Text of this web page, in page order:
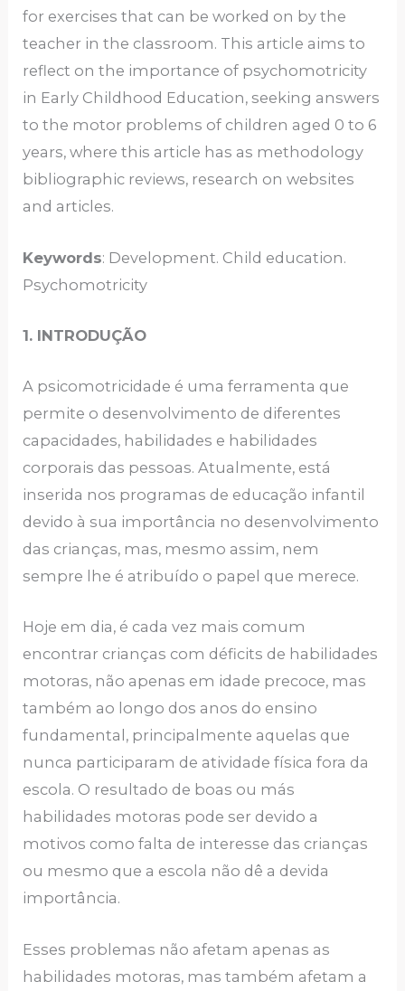
for exercises that can be worked on by the
teacher in the classroom. This article aims to
reflect on the importance of psychomotricity
in Early Childhood Education, seeking answers
to the motor problems of children aged 0 to 6
years, where this article has as methodology
bibliographic reviews, research on websites
and articles.
Keywords: Development. Child education.
Psychomotricity
1. INTRODUÇÃO
A psicomotricidade é uma ferramenta que
permite o desenvolvimento de diferentes
capacidades, habilidades e habilidades
corporais das pessoas. Atualmente, está
inserida nos programas de educação infantil
devido à sua importância no desenvolvimento
das crianças, mas, mesmo assim, nem
sempre lhe é atribuído o papel que merece.
Hoje em dia, é cada vez mais comum
encontrar crianças com déficits de habilidades
motoras, não apenas em idade precoce, mas
também ao longo dos anos do ensino
fundamental, principalmente aquelas que
nunca participaram de atividade física fora da
escola. O resultado de boas ou más
habilidades motoras pode ser devido a
motivos como falta de interesse das crianças
ou mesmo que a escola não dê a devida
importância.
Esses problemas não afetam apenas as
habilidades motoras, mas também afetam a